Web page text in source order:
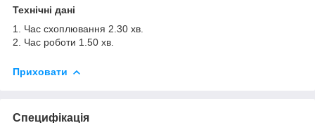
Технічні дані
1. Час схоплювання 2.30 хв.
2. Час роботи 1.50 хв.
Приховати
Специфікація